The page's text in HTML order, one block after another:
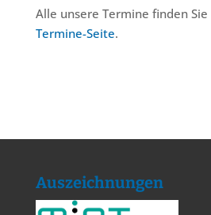
Alle unsere Termine finden
Termine-Seite.
Auszeichnungen